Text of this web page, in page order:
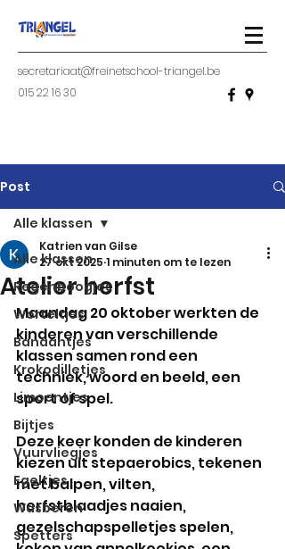
secretariaat@freinetschool-triangel.be
015 22 16 30
Post
Alle klassen
Regenboogjes
Worteltjes
Banaantjes
Krokodilletjes
Limoentjes
Bijtjes
Vuurvliegjes
Egeltjes
Wasberen
Spetters
Alle klassen
Atelier herfst
Katrien van Gilse
27 okt 2025 1 minuten om te lezen
Maandag 20 oktober werkten de
kinderen van verschillende
klassen samen rond een
techniek, woord en beeld, een
sport of spel.
Deze keer konden de kinderen
kiezen uit stepaerobics, tekenen
met balpen, vilten,
herfstblaadjes naaien,
gezelschapspelletjes spelen,